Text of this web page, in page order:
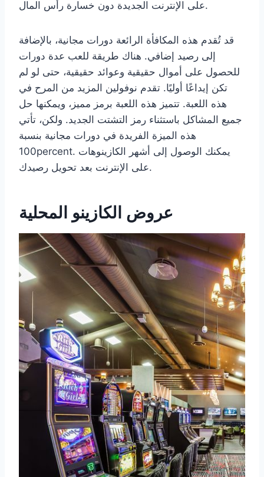
على الإنترنت الجديدة دون خسارة رأس المال.
قد تُقدم هذه المكافأة الرائعة دورات مجانية، بالإضافة
إلى رصيد إضافي. هناك طريقة للعب عدة دورات
للحصول على أموال حقيقية وعوائد حقيقية، حتى لو لم
تكن إيداعًا أوليًا. تقدم نوفولين المزيد من المرح في
هذه اللعبة. تتميز هذه اللعبة برمز مميز، ويمكنها حل
جميع المشاكل باستثناء رمز التشتت الجديد. ولكن، تأتي
هذه الميزة الفريدة في دورات مجانية بنسبة
100percent. يمكنك الوصول إلى أشهر الكازينوهات
على الإنترنت بعد تحويل رصيدك.
عروض الكازينو المحلية